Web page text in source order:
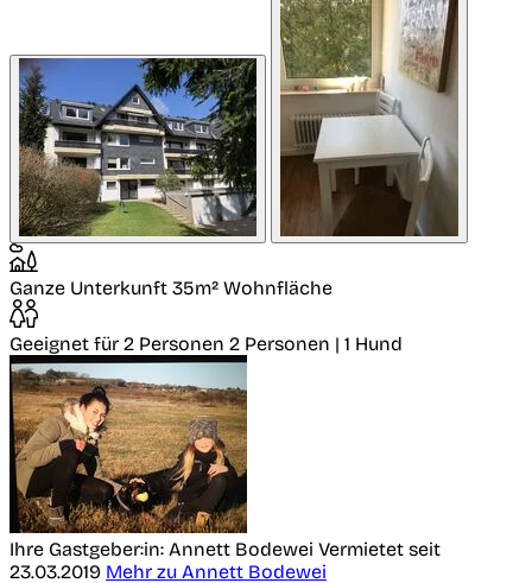
Ganze Unterkunft 35m² Wohnfläche
Geeignet für 2 Personen 2 Personen | 1 Hund
Ihre Gastgeber:in: Annett Bodewei Vermietet seit
23.03.2019 Mehr zu Annett Bodewei